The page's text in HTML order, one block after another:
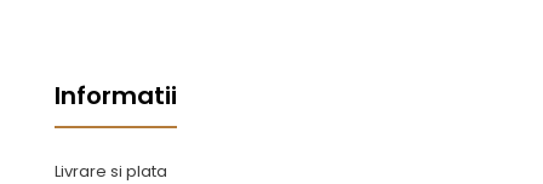
Informatii
Livrare si plata